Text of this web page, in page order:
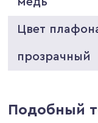
Цвет
прозрачный
Подобный